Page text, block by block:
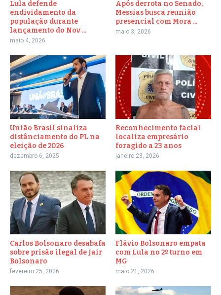
Lula defende
endividamento da
população durante
lançamento do Nov ...
maio 4, 2026
Após derrota no Senado,
Messias busca reunião
presencial com Mora ...
maio 3, 2026
União Brasil sinaliza
distânciamento do PL na
eleição de 2026
dezembro 6, 2025
Reconhecimento facial
localiza empresário
foragido a 23 anos
janeiro 23, 2026
Carlos Bolsonaro desabafa
sobre prisão ilegal de Jair
Bolsonaro
fevereiro 25, 2026
Flávio Bolsonaro empata
com Lula no 2º turno em
MG
maio 21, 2026